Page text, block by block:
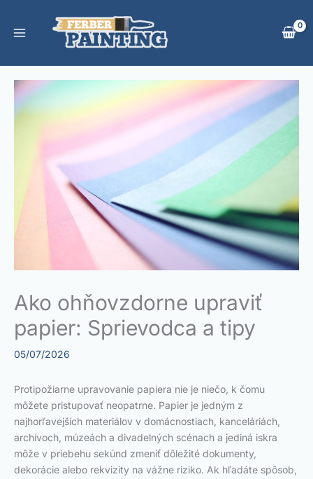
obsah
Ako ohňovzdorne upraviť
papier: Sprievodca a tipy
05/07/2026
Protipožiarne upravovanie papiera nie je niečo, k čomu
môžete pristupovať neopatrne. Papier je jedným z
najhorľavejších materiálov v domácnostiach, kanceláriách,
archívoch, múzeách a divadelných scénach a jediná iskra
môže v priebehu sekúnd zmeniť dôležité dokumenty,
dekorácie alebo rekvizity na vážne riziko. Ak hľadáte spôsob,